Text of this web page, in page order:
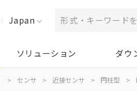
Japan
ソリューション ダウ
> センサ > 近接センサ > 円柱型 >